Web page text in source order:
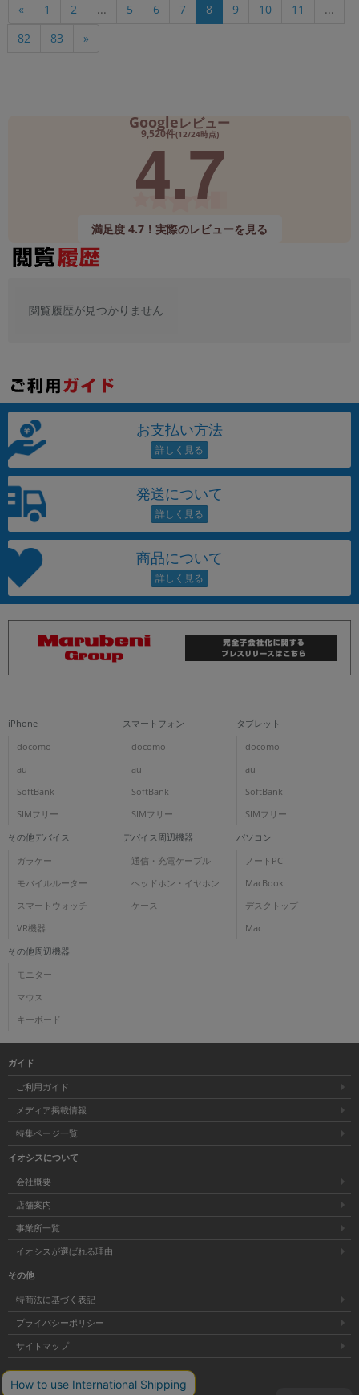
« 1 2 ... 5 6 7 8 9 10 11 ...
82 83 »
Googleレビュー
9,520件(12/24時点)
4.7
満足度 4.7！実際のレビューを見る
閲覧履歴が見つかりません
お支払い方法
発送について
商品について
iPhone
docomo
au
SoftBank
SIMフリー
スマートフォン
docomo
au
SoftBank
SIMフリー
タブレット
docomo
au
SoftBank
SIMフリー
その他デバイス
ガラケー
モバイルルーター
スマートウォッチ
VR機器
デバイス周辺機器
通信・充電ケーブル
ヘッドホン・イヤホン
ケース
パソコン
ノートPC
MacBook
デスクトップ
Mac
その他周辺機器
モニター
マウス
キーボード
ガイド
ご利用ガイド
メディア掲載情報
特集ページ一覧
イオシスについて
会社概要
店舗案内
事業所一覧
イオシスが選ばれる理由
その他
特商法に基づく表記
プライバシーポリシー
サイトマップ